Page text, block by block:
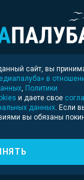
СМИ ИА № ФС 77 -
в сфере связи,
сайт, вы
в
Политики
и даете свое
данных . Если
вы обязаны